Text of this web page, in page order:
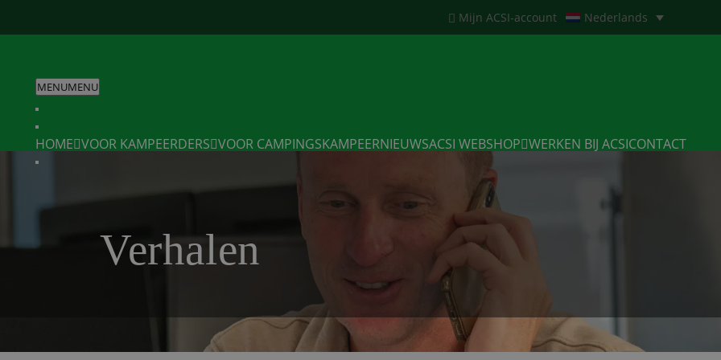
Mijn ACSI-account Nederlands
MENUMENU
HOME VOOR KAMPEERDERS VOOR CAMPINGSKAMPEERNIEUWSACSI WEBSHOP WERKEN BIJ ACSICONTACT
Verhalen